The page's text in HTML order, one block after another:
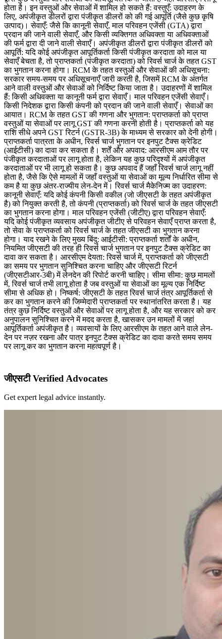
होता है। इन वस्तुओं और सेवाओं में शामिल हो सकते हैं: वस्तुएँ: उदाहरण के
लिए, अपंजीकृत डीलरों द्वारा पंजीकृत डीलरों को की गई आपूर्ति (जैसे कुछ कृषि
उत्पाद)। सेवाएँ: जैसे कि कानूनी सेवाएँ, माल परिवहन एजेंसी (GTA) द्वारा
प्रदान की जाने वाली सेवाएँ, और किसी व्यक्तिगत अधिवक्ता या अधिवक्ताओं
की फर्म द्वारा दी जाने वाली सेवाएँ। अपंजीकृत डीलरों द्वारा पंजीकृत डीलरों को
आपूर्ति: यदि कोई अपंजीकृत आपूर्तिकर्ता किसी पंजीकृत करदाता को माल या
सेवाएँ बेचता है, तो प्राप्तकर्ता (पंजीकृत करदाता) को रिवर्स चार्ज के तहत GST
का भुगतान करना होगा। RCM के तहत वस्तुओं और सेवाओं की अधिसूचना:
सरकार समय-समय पर अधिसूचनाएँ जारी करती है, जिसमें RCM के अंतर्गत
आने वाली वस्तुओं और सेवाओं को निर्दिष्ट किया जाता है। उदाहरणों में शामिल
हैं: किसी अधिवक्ता या कानूनी फर्म द्वारा सेवाएँ। माल परिवहन एजेंसी सेवाएँ।
किसी निदेशक द्वारा किसी कंपनी को प्रदान की जाने वाली सेवाएँ। सेवाओं का
आयात। RCM के तहत GST की गणना और भुगतान: प्राप्तकर्ता को प्राप्त
वस्तुओं या सेवाओं पर लागू GST की गणना करनी होती है। प्राप्तकर्ता को यह
राशि सीधे अपने GST रिटर्न (GSTR-3B) के माध्यम से सरकार को देनी होगी।
प्राप्तकर्ता पात्रता के अधीन, रिवर्स चार्ज भुगतान पर इनपुट टैक्स क्रेडिट
(आईटीसी) का दावा कर सकता है। शर्तें और अपवाद: आरसीएम आम तौर पर
पंजीकृत करदाताओं पर लागू होता है, लेकिन यह कुछ परिदृश्यों में अपंजीकृत
करदाताओं पर भी लागू हो सकता है। कुछ अपवाद हैं जहाँ रिवर्स चार्ज लागू नहीं
होता है, जैसे कि ऐसे मामलों में जहाँ वस्तुओं या सेवाओं का मूल्य निर्धारित सीमा से
कम है या कुछ अंतर-राज्यीय लेन-देन में। रिवर्स चार्ज मैकेनिज्म का उदाहरण:
कानूनी सेवाएँ: यदि कोई कंपनी किसी वकील (जो जीएसटी के तहत अपंजीकृत
है) को नियुक्त करती है, तो कंपनी (प्राप्तकर्ता) को रिवर्स चार्ज के तहत जीएसटी
का भुगतान करना होगा। माल परिवहन एजेंसी (जीटीए) द्वारा परिवहन सेवाएँ:
यदि कोई पंजीकृत व्यवसाय अपंजीकृत जीटीए से परिवहन सेवाएँ प्राप्त करता है,
तो सेवा के प्राप्तकर्ता को रिवर्स चार्ज के तहत जीएसटी का भुगतान करना
होगा। याद रखने के लिए मुख्य बिंदु: आईटीसी: प्राप्तकर्ता शर्तों के अधीन,
नियमित जीएसटी की तरह ही रिवर्स चार्ज भुगतान पर इनपुट टैक्स क्रेडिट का
दावा कर सकता है। आरसीएम देयता: रिवर्स चार्ज में, प्राप्तकर्ता को जीएसटी
का समय पर भुगतान सुनिश्चित करना चाहिए और जीएसटी रिटर्न
(जीएसटीआर-3बी) में लेनदेन की रिपोर्ट करनी चाहिए। सीमा सीमा: कुछ मामलों
में, रिवर्स चार्ज तभी लागू होता है जब वस्तुओं या सेवाओं का मूल्य एक निर्दिष्ट
सीमा से अधिक हो। निष्कर्ष: जीएसटी के तहत रिवर्स चार्ज तंत्र आपूर्तिकर्ता से
कर का भुगतान करने की जिम्मेदारी प्राप्तकर्ता पर स्थानांतरित करता है। यह
तंत्र कुछ निर्दिष्ट वस्तुओं और सेवाओं पर लागू होता है, और यह सरकार को कर
अनुपालन सुनिश्चित करने में मदद करता है, खासकर उन मामलों में जहां
आपूर्तिकर्ता अपंजीकृत है। व्यवसायों के लिए आरसीएम के तहत आने वाले लेन-
देन पर नज़र रखना और पात्र इनपुट टैक्स क्रेडिट का दावा करते समय समय
पर लागू कर का भुगतान करना महत्वपूर्ण है।
जीएसटी Verified Advocates
Get expert legal advice instantly.